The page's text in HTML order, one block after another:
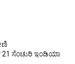
ಸೆಂಚುರಿ ಇಂಡಿಯಾ